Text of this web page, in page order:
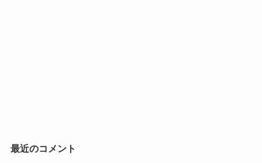
最近のコメント